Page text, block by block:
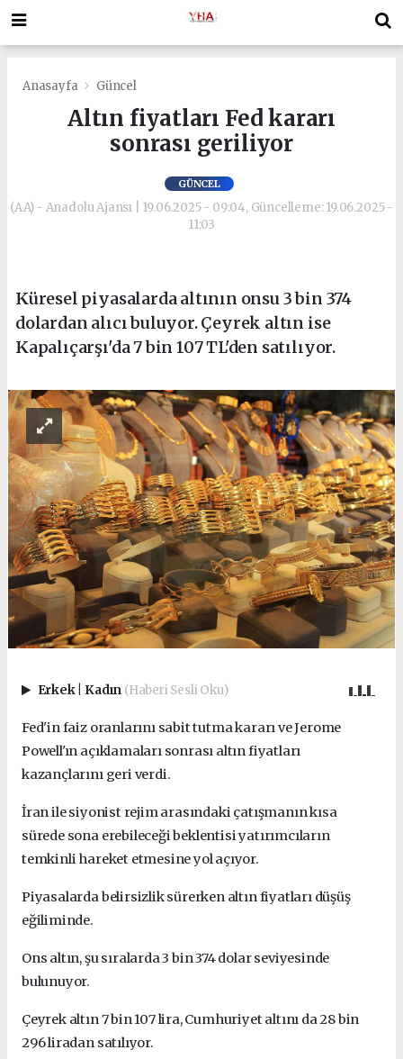
Anasayfa Güncel
Altın fiyatları Fed kararı
sonrası geriliyor
GÜNCEL
(AA) - Anadolu Ajansı | 19.06.2025 - 09:04, Güncelleme: 19.06.2025 -
11:03
Küresel piyasalarda altının onsu 3 bin 374
dolardan alıcı buluyor. Çeyrek altın ise
Kapalıçarşı'da 7 bin 107 TL'den satılıyor.
Erkek Kadın (Haberi Sesli Oku)
Fed'in faiz oranlarını sabit tutma kararı ve Jerome
Powell'ın açıklamaları sonrası altın fiyatları
kazançlarını geri verdi.
İran ile siyonist rejim arasındaki çatışmanın kısa
sürede sona erebileceği beklentisi yatırımcıların
temkinli hareket etmesine yol açıyor.
Piyasalarda belirsizlik sürerken altın fiyatları düşüş
eğiliminde.
Ons altın, şu sıralarda 3 bin 374 dolar seviyesinde
bulunuyor.
Çeyrek altın 7 bin 107 lira, Cumhuriyet altını da 28 bin
296 liradan satılıyor.